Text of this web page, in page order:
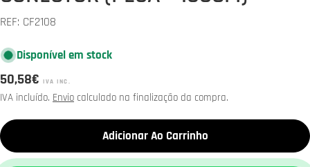
REF: CF2108
Disponível em stock
Preço
normal
50,58€ IVA INC.
IVA incluído. Envio calculado na finalização da compra.
Adicionar Ao Carrinho